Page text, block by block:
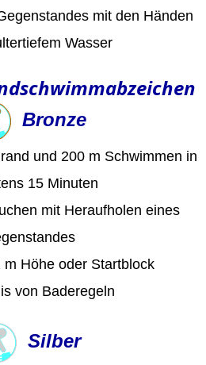
mit den Händen
Wasser
Bronze
und 200 m Schwimmen in
15 Minuten
mit Heraufholen eines
m Höhe oder Startblock
von Baderegeln
Silber